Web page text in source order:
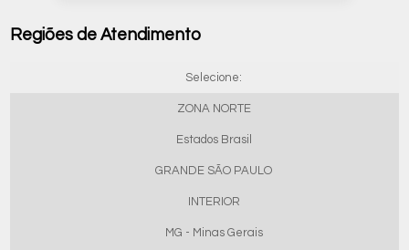
Regiões de Atendimento
Selecione:
ZONA NORTE
Estados Brasil
GRANDE SÃO PAULO
INTERIOR
MG - Minas Gerais